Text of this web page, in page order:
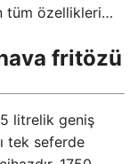
tüm özellikleri…
fritözü
litrelik geniş
tek seferde